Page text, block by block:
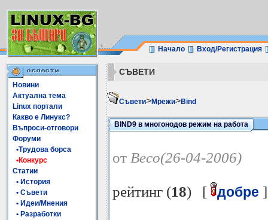
Начало Вход/Регистрация
Новини
Актуална тема
Linux портали
Какво е Линукс?
Въпроси-отговори
Форуми
•Трудова борса
•Конкурс
Статии
• История
• Съвети
• Идеи/Мнения
• Разработки
СЪВЕТИ
Съвети>Мрежи>Bind
BIND9 в многонодов режим на работа
от Beco(26-04-2006)
рейтинг (18) [ добре